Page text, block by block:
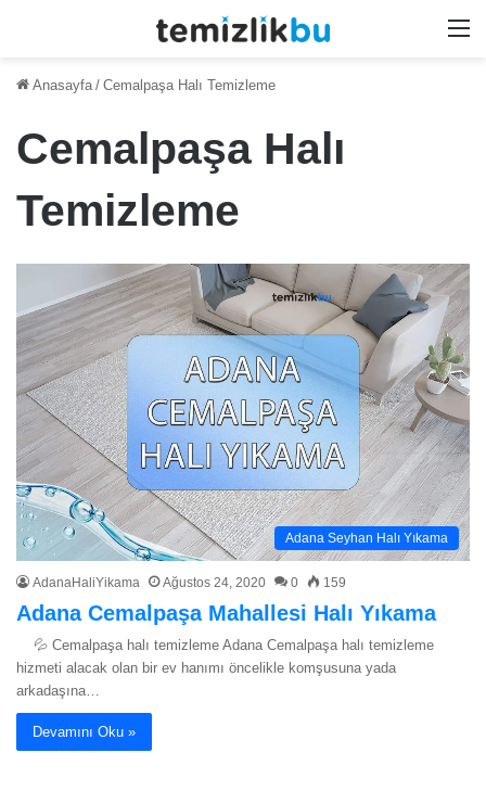
Anasayfa / Cemalpaşa Halı Temizleme
Cemalpaşa Halı
Temizleme
Adana Seyhan Halı Yıkama
AdanaHaliYikama Ağustos 24, 2020 0 159
Adana Cemalpaşa Mahallesi Halı Yıkama
💦 Cemalpaşa halı temizleme Adana Cemalpaşa halı temizleme
hizmeti alacak olan bir ev hanımı öncelikle komşusuna yada
arkadaşına…
Devamını Oku »